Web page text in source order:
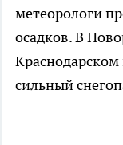
метеорологи
осадков. В
сильный